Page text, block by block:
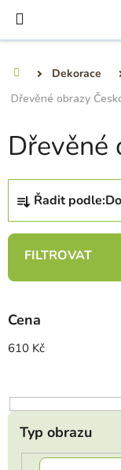
obsah
Dekorace
Dřevěné obrazy
Dřevěné
Ř
z
n
p
r
o
u
k
Řadit podle:
Cena
610 Kč
Typ obrazu